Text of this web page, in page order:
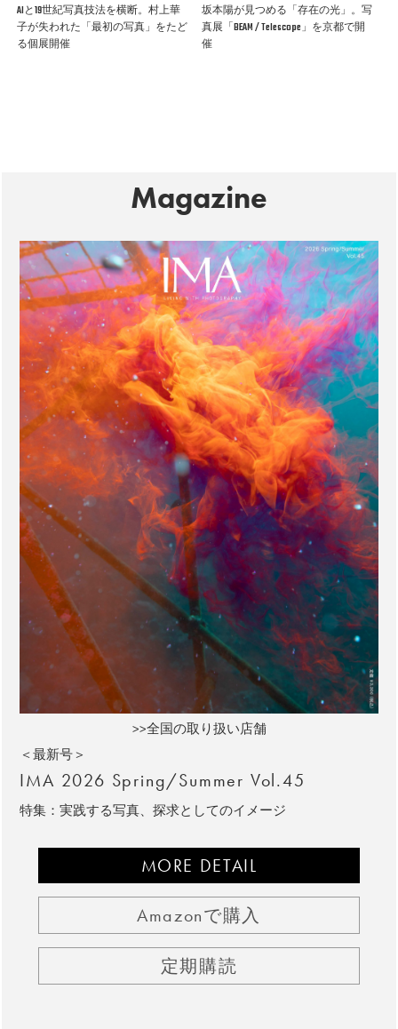
AIと19世紀写真技法を横断。村上華
子が失われた「最初の写真」をたど
る個展開催
坂本陽が見つめる「存在の光」。写
真展「BEAM / Telescope」を京都で開
催
Magazine
>>全国の取り扱い店舗
＜最新号＞
IMA 2026 Spring/Summer Vol.45
特集：実践する写真、探求としてのイメージ
MORE DETAIL
Amazonで購入
定期購読